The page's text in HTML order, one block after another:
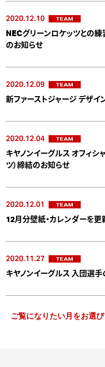
2020.12.10 TEAM
NECグリーンロケッツとの
のお知らせ
2020.12.09 TEAM
新ファーストジャージ デザイ
2020.12.04 TEAM
キヤノンイーグルス オフィシ
ツ）締結のお知らせ
2020.12.01 TEAM
12月分壁紙・カレンダーを更
2020.11.27 TEAM
キヤノンイーグルス 入団選